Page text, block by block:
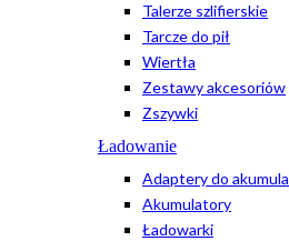
Talerze szlifierskie
Tarcze do pił
Wiertła
Zestawy akcesoriów
Zszywki
Ładowanie
Adaptery do
Akumulatory
Ładowarki